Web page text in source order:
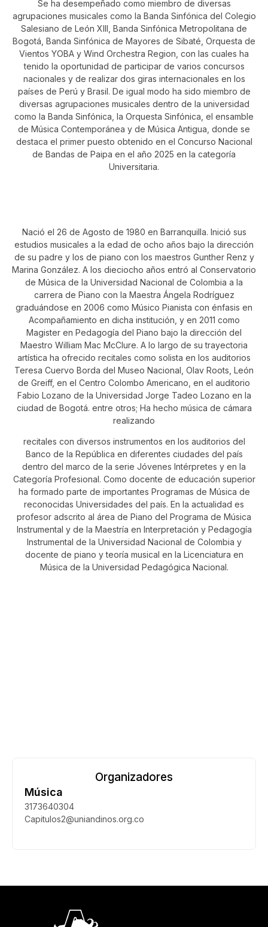
Se ha desempeñado como miembro de diversas
agrupaciones musicales como la Banda Sinfónica del Colegio
Salesiano de León XIII, Banda Sinfónica Metropolitana de
Bogotá, Banda Sinfónica de Mayores de Sibaté, Orquesta de
Vientos YOBA y Wind Orchestra Region, con las cuales ha
tenido la oportunidad de participar de varios concursos
nacionales y de realizar dos giras internacionales en los
países de Perú y Brasil. De igual modo ha sido miembro de
diversas agrupaciones musicales dentro de la universidad
como la Banda Sinfónica, la Orquesta Sinfónica, el ensamble
de Música Contemporánea y de Música Antigua, donde se
destaca el primer puesto obtenido en el Concurso Nacional
de Bandas de Paipa en el año 2025 en la categoría
Universitaria.
Nació el 26 de Agosto de 1980 en Barranquilla. Inició sus
estudios musicales a la edad de ocho años bajo la dirección
de su padre y los de piano con los maestros Gunther Renz y
Marina González. A los dieciocho años entró al Conservatorio
de Música de la Universidad Nacional de Colombia a la
carrera de Piano con la Maestra Ángela Rodríguez
graduándose en 2006 como Músico Pianista con énfasis en
Acompañamiento en dicha institución, y en 2011 como
Magister en Pedagogía del Piano bajo la dirección del
Maestro William Mac McClure. A lo largo de su trayectoria
artística ha ofrecido recitales como solista en los auditorios
Teresa Cuervo Borda del Museo Nacional, Olav Roots, León
de Greiff, en el Centro Colombo Americano, en el auditorio
Fabio Lozano de la Universidad Jorge Tadeo Lozano en la
ciudad de Bogotá. entre otros; Ha hecho música de cámara
realizando
recitales con diversos instrumentos en los auditorios del
Banco de la República en diferentes ciudades del país
dentro del marco de la serie Jóvenes Intérpretes y en la
Categoría Profesional. Como docente de educación superior
ha formado parte de importantes Programas de Música de
reconocidas Universidades del país. En la actualidad es
profesor adscrito al área de Piano del Programa de Música
Instrumental y de la Maestría en Interpretación y Pedagogía
Instrumental de la Universidad Nacional de Colombia y
docente de piano y teoría musical en la Licenciatura en
Música de la Universidad Pedagógica Nacional.
Organizadores
Música
3173640304
Capitulos2@uniandinos.org.co